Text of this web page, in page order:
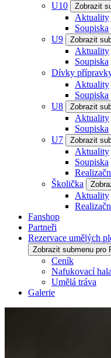
U10
Zobrazit
Aktuality
Soupiska
U9
Zobrazit
Aktuality
Soupiska
Dívky
Aktuality
Soupiska
U8
Zobrazit
Aktuality
Soupiska
U7
Zobrazit
Aktuality
Soupiska
Školička
Aktuality
Fanshop
Partneři
Rezervace umělých
Zobrazit submenu pro
Ceník
Nafukovací hala
Umělá tráva
Galerie